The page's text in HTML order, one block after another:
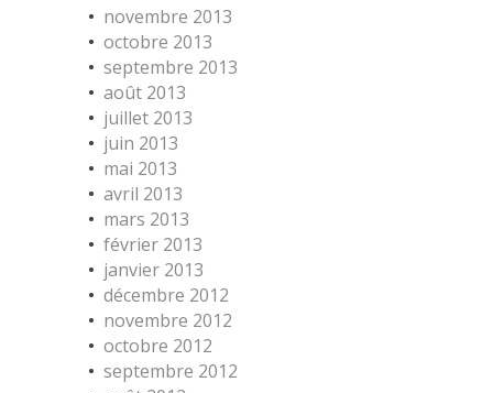
novembre 2013
octobre 2013
septembre 2013
août 2013
juillet 2013
juin 2013
mai 2013
avril 2013
mars 2013
février 2013
janvier 2013
décembre 2012
novembre 2012
octobre 2012
septembre 2012